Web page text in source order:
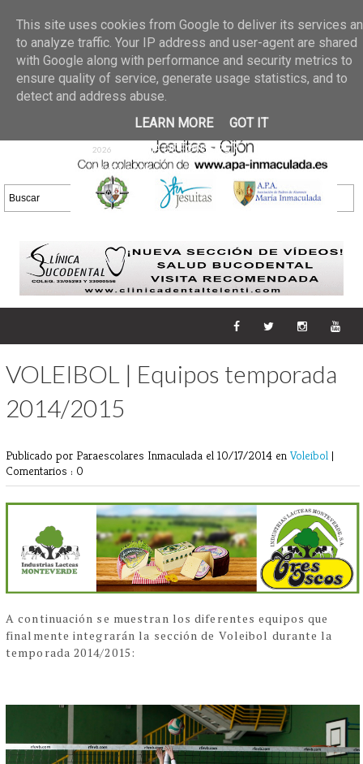
02 jun 2026
GALERIA DE FOTOS
30/05/2026
25 may 2026
GALERIA
DE FOTOS 23/05/2026
20 may
2026
GALERIA DE FOTOS
16/05/2026
DE FOTOS 09/05/2026
28 abr
2026
GALERIA DE FOTOS 25 Y
26/04/2026
VOLEIBOL | Equipos temporada
2014/2015
Publicado por Paraescolares Inmaculada el 10/17/2014 en Voleibol |
Comentarios : 0
A continuación se muestran los diferentes equipos que
finalmente integrarán la sección de Voleibol durante la
temporada 2014/2015:
This site uses cookies from Google to deliver its services
to analyze traffic. Your IP address and user-agent are shared
with Google along with performance and security metrics to
ensure quality of service, generate usage statistics, and to
detect and address abuse.
LEARN MORE
GOT IT